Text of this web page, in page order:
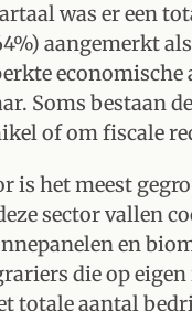
was er een
aangemerkt
Soms bestaan
of om fiscale
is het meest
sector vallen
en
die op
totale aantal